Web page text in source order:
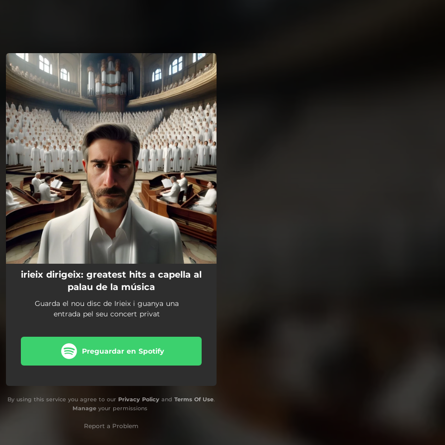
You're all set!
irieix dirigeix: greatest hits a capella al
palau de la música
Guarda el nou disc de Irieix i guanya una
entrada pel seu concert privat
Preguardar en Spotify
By using this service you agree to our Privacy Policy and Terms Of Use.
Manageyour permissions
Report a Problem